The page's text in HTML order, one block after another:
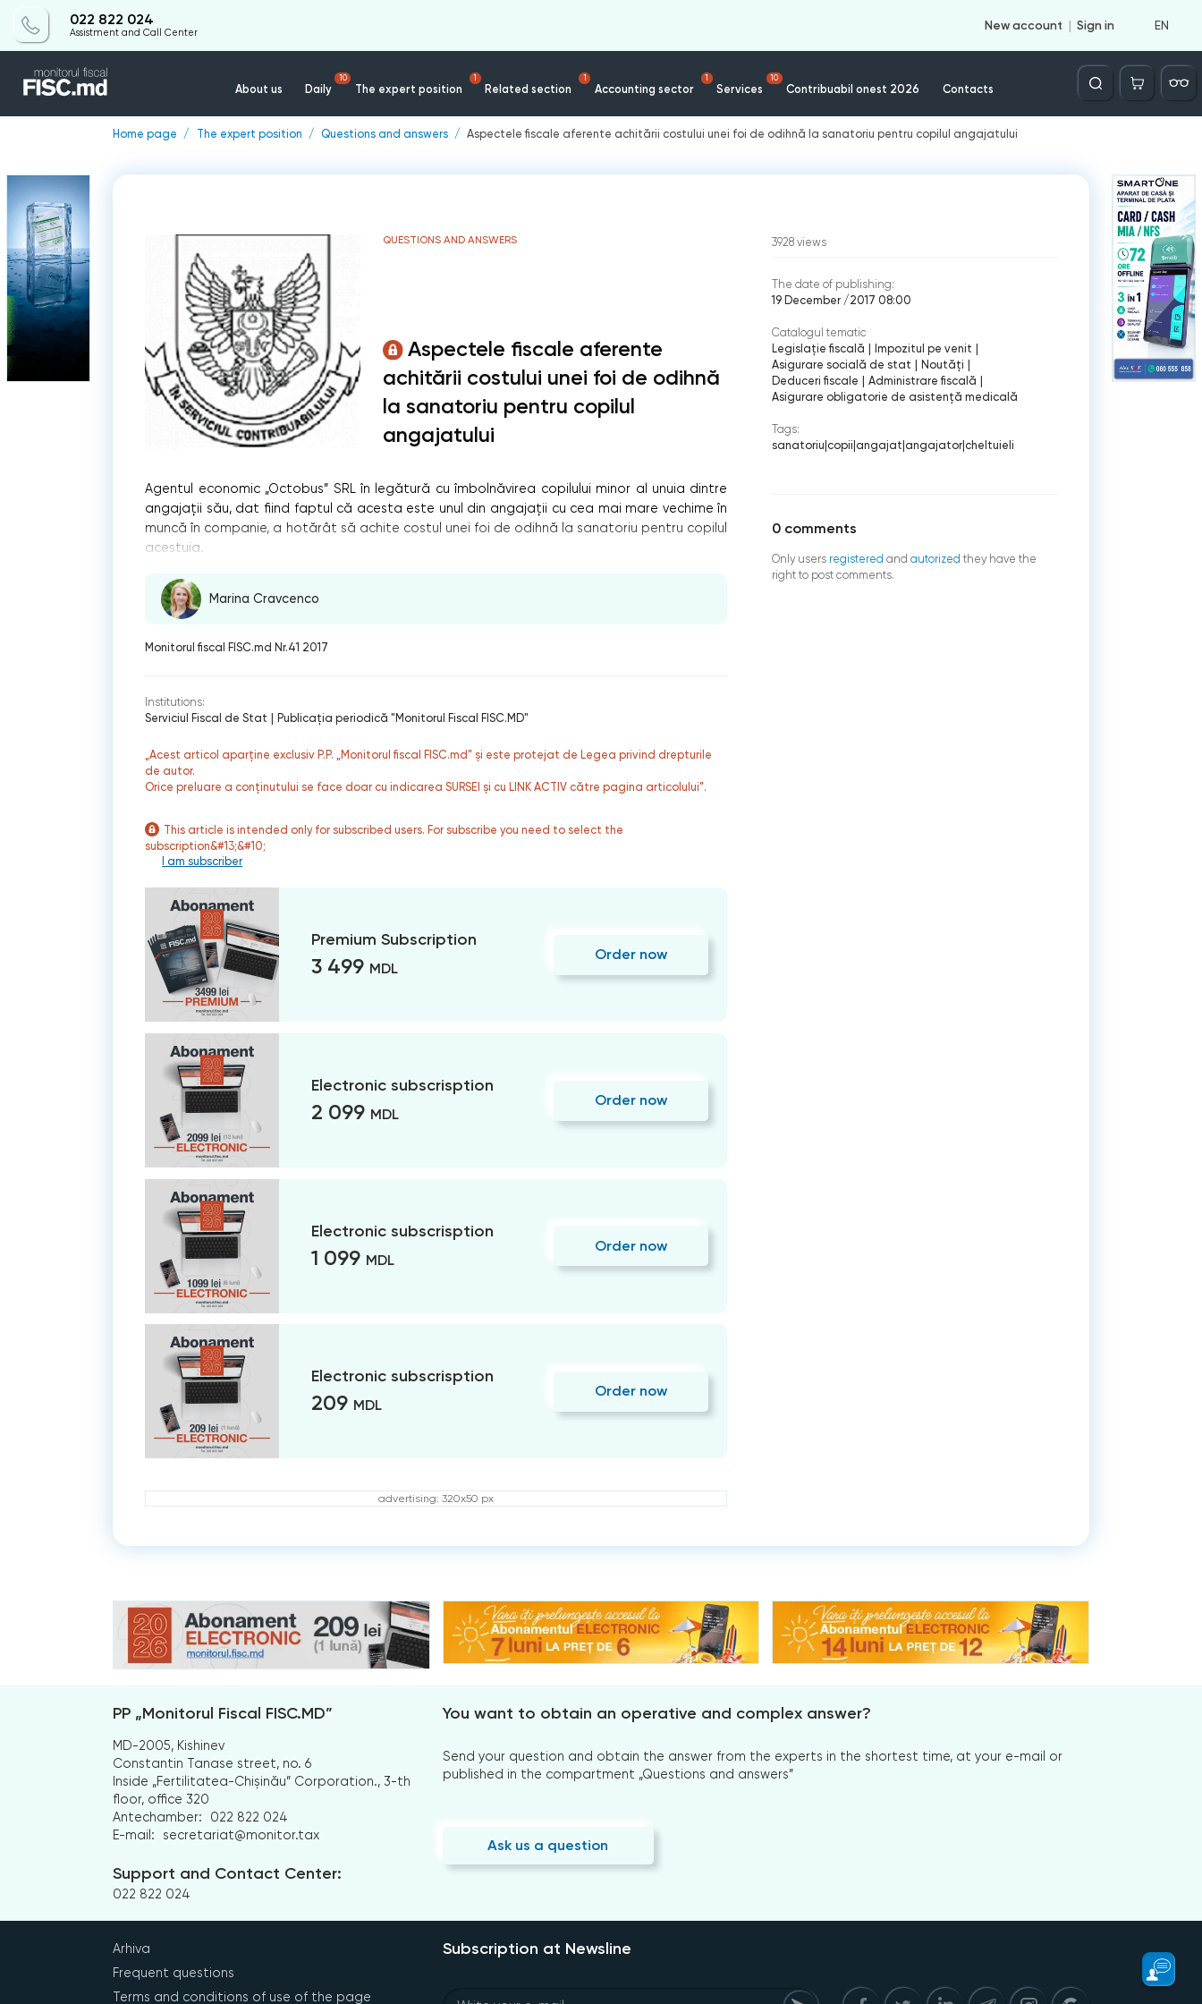
022 822 024
Assistment and Call Center
New account Sign in EN
About us Daily
10
The expert position
1
Related section
1
Accounting sector
1
Services
10
Contribuabil onest 2026 Contacts
Căutare
Home page The expert position Questions and answers Aspectele fiscale aferente achitării costului unei foi de odihnă la sanatoriu pentru copilul angajatului
QUESTIONS AND ANSWERS
Aspectele fiscale aferente
achitării costului unei foi de odihnă
la sanatoriu pentru copilul
angajatului
Agentul economic „Octobus” SRL în legătură cu îmbolnăvirea copilului minor al unuia dintre
angajații său, dat fiind faptul că acesta este unul din angajații cu cea mai mare vechime în
muncă în companie, a hotărât să achite costul unei foi de odihnă la sanatoriu pentru copilul
acestuia.
Marina Cravcenco
Monitorul fiscal FISC.md Nr.41 2017
Institutions:
Serviciul Fiscal de Stat
Publicaţia periodică "Monitorul Fiscal FISC.MD"
„Acest articol aparține exclusiv P.P. „Monitorul fiscal FISC.md” și este protejat de Legea privind drepturile
de autor.
Orice preluare a conținutului se face doar cu indicarea SURSEI și cu LINK ACTIV către pagina articolului”.
This article is intended only for subscribed users. For subscribe you need to select the
subscription&#13;&#10;
I am subscriber
Premium Subscription
3 499 MDL
Order now
Electronic subscrisption
2 099 MDL
Order now
Electronic subscrisption
1 099 MDL
Order now
Electronic subscrisption
209 MDL
Order now
advertising: 320x50 px
3928 views
The date of publishing:
19 December /2017 08:00
Catalogul tematic
Legislație fiscală
Impozitul pe venit
Asigurare socială de stat
Noutăți
Deduceri fiscale
Administrare fiscală
Asigurare obligatorie de asistenţă medicală
Tags:
sanatoriu copii angajat angajator| cheltuieli
0 comments
Only users registered and autorized they have the
right to post comments.
PP „Monitorul Fiscal FISC.MD”
MD-2005, Kishinev
Constantin Tanase street, no. 6
Inside „Fertilitatea-Chișinău” Corporation., 3-th
floor, office 320
Antechamber:
022 822 024
E-mail:
secretariat@monitor.tax
Support and Contact Center:
022 822 024
You want to obtain an operative and complex answer?
Send your question and obtain the answer from the experts in the shortest time, at your e-mail or
published in the compartment „Questions and answers”
Ask us a question
Arhiva
Frequent questions
Terms and conditions of use of the page
Subscription at Newsline